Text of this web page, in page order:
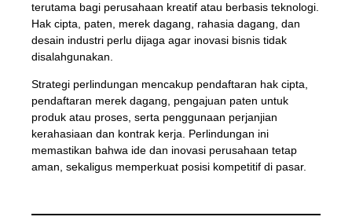
terutama bagi perusahaan kreatif atau berbasis teknologi.
Hak cipta, paten, merek dagang, rahasia dagang, dan
desain industri perlu dijaga agar inovasi bisnis tidak
disalahgunakan.
Strategi perlindungan mencakup pendaftaran hak cipta,
pendaftaran merek dagang, pengajuan paten untuk
produk atau proses, serta penggunaan perjanjian
kerahasiaan dan kontrak kerja. Perlindungan ini
memastikan bahwa ide dan inovasi perusahaan tetap
aman, sekaligus memperkuat posisi kompetitif di pasar.